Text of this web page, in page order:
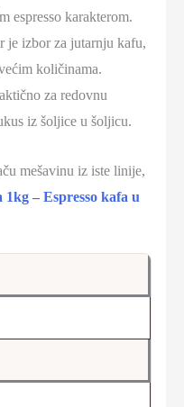
espresso karakterom.
je izbor za jutarnju kafu,
količinama.
za redovnu
iz šoljice u šoljicu.
mešavinu iz iste linije,
– Espresso kafa u